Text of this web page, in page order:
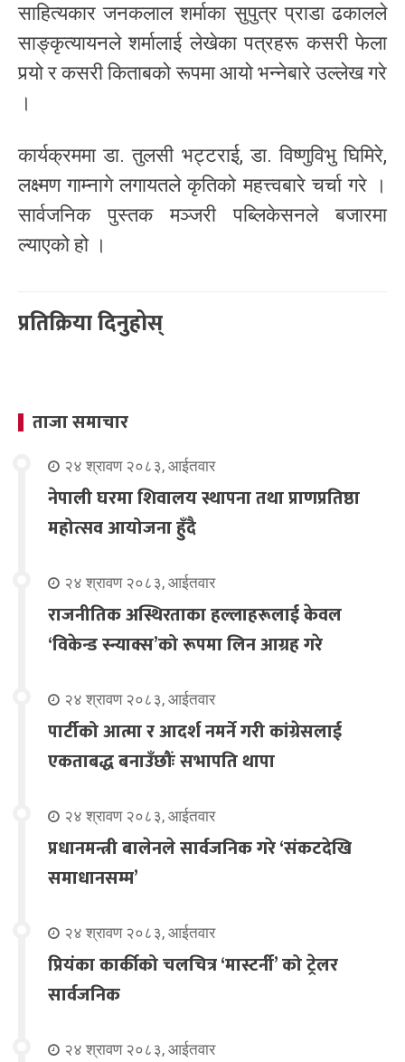
साहित्यकार जनकलाल शर्माका सुपुत्र प्राडा ढकालले
साङ्कृत्यायनले शर्मालाई लेखेका पत्रहरू कसरी फेला
पर्‍यो र कसरी किताबको रूपमा आयो भन्नेबारे उल्लेख गरे
।
कार्यक्रममा डा. तुलसी भट्टराई, डा. विष्णुविभु घिमिरे,
लक्ष्मण गाम्नागे लगायतले कृतिको महत्त्वबारे चर्चा गरे ।
सार्वजनिक पुस्तक मञ्जरी पब्लिकेसनले बजारमा
ल्याएको हो ।
प्रतिक्रिया दिनुहोस्
ताजा समाचार
२४ श्रावण २०८३, आईतवार
नेपाली घरमा शिवालय स्थापना तथा प्राणप्रतिष्ठा
महोत्सव आयोजना हुँदै
२४ श्रावण २०८३, आईतवार
राजनीतिक अस्थिरताका हल्लाहरूलाई केवल
‘विकेन्ड स्न्याक्स’को रूपमा लिन आग्रह गरे
२४ श्रावण २०८३, आईतवार
पार्टीको आत्मा र आदर्श नमर्ने गरी कांग्रेसलाई
एकताबद्ध बनाउँछौंः सभापति थापा
२४ श्रावण २०८३, आईतवार
प्रधानमन्त्री बालेनले सार्वजनिक गरे ‘संकटदेखि
समाधानसम्म’
२४ श्रावण २०८३, आईतवार
प्रियंका कार्कीको चलचित्र ‘मास्टर्नी’ को ट्रेलर
सार्वजनिक
२४ श्रावण २०८३, आईतवार